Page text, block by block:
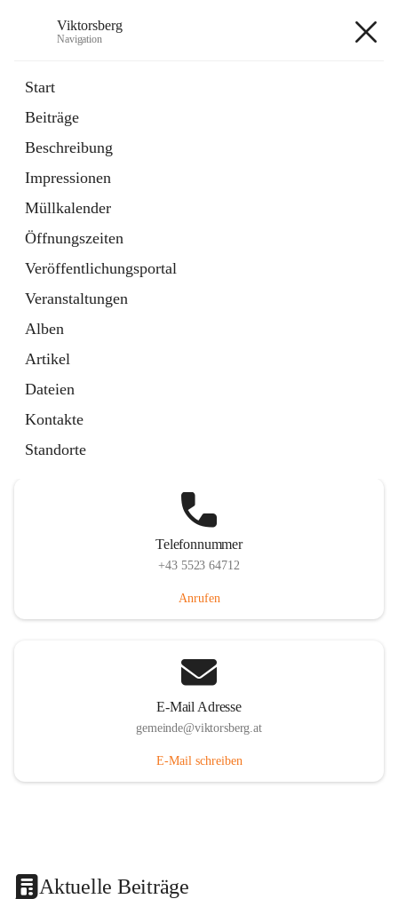
Viktorsberg
Navigation
Start
Beiträge
Beschreibung
Impressionen
Müllkalender
Öffnungszeiten
Veröffentlichungsportal
Veranstaltungen
Alben
Artikel
Dateien
Kontakte
Standorte
1 Schnellzugriff
Bürgerservice
10 Schnellzugriffe
Telefonnummer
+43 5523 64712
Anrufen
E-Mail Adresse
gemeinde@viktorsberg.at
E-Mail schreiben
Aktuelle Beiträge